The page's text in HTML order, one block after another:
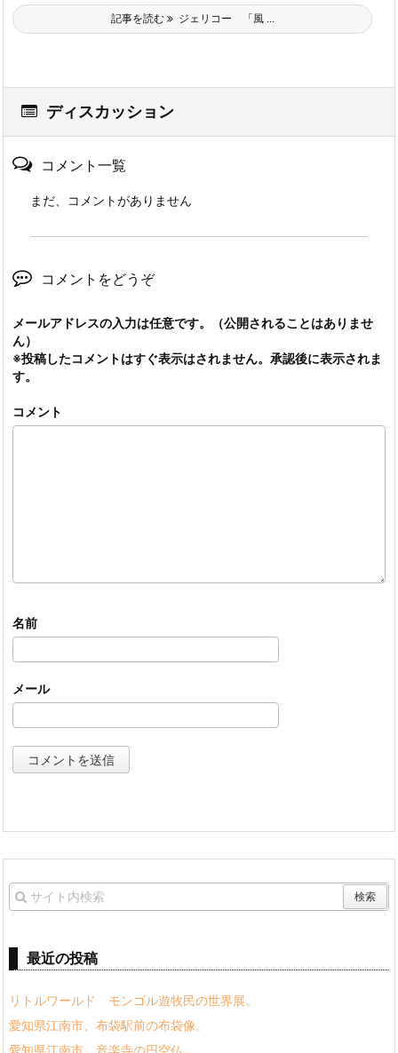
記事を読む ジェリコー 「風 ...
ディスカッション
コメント一覧
まだ、コメントがありません
コメントをどうぞ
メールアドレスの入力は任意です。（公開されることはありませ
ん）
※投稿したコメントはすぐ表示はされません。承認後に表示されま
す。
コメント
名前
メール
最近の投稿
リトルワールド モンゴル遊牧民の世界展。
愛知県江南市、布袋駅前の布袋像。
愛知県江南市、音楽寺の円空仏。